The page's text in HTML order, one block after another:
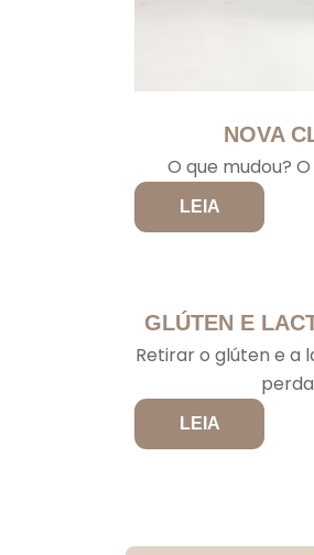
NOVA
O que mudou?
LEIA
GLÚTEN E
Retirar o glúten e a
LEIA